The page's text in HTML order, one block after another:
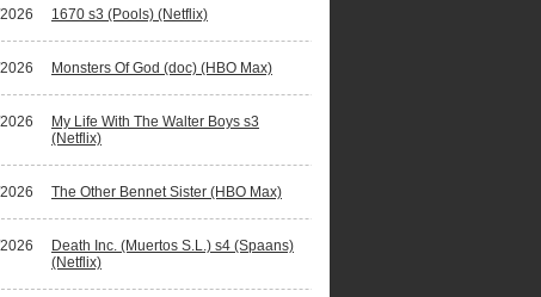
1670 s3 (Pools) (Netflix)
Monsters Of God (doc) (HBO Max)
My Life With The Walter Boys s3
(Netflix)
The Other Bennet Sister (HBO Max)
Death Inc. (Muertos S.L.) s4 (Spaans)
(Netflix)